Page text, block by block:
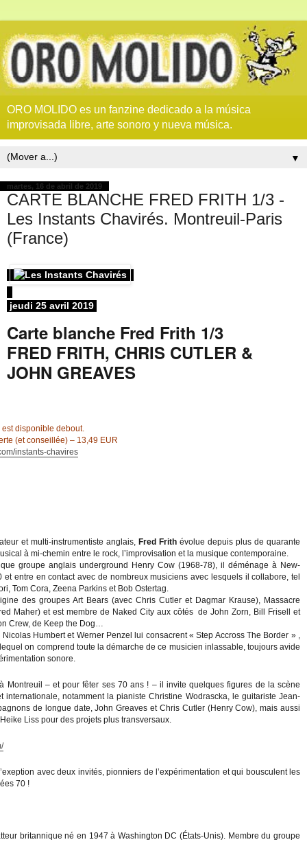
ORO MOLIDO es un fanzine dedicado a la música
improvisada libre, arte sonoro y nueva música.
▼
martes, 16 de abril de 2019
CARTE BLANCHE FRED FRITH 1/3 -
Les Instants Chavirés. Montreuil-Paris
(France)
jeudi 25 avril 2019
Carte blanche Fred Frith 1/3
FRED FRITH, CHRIS CUTLER &
JOHN GREAVES
disponible debout.
(et conseillée) – 13,49 EUR
instants-chavires
et multi-instrumentiste anglais, Fred Frithévolue depuis plus de quarante
à mi-chemin entre le rock, l’improvisation et la musique contemporaine.
groupe anglais underground Henry Cow (1968-78), il déménage à New-
et entre en contact avec de nombreux musiciens avec lesquels il collabore, tel
Tom Cora, Zeena Parkins et Bob Ostertag.
des groupes Art Bears (avec Chris Cutler et Dagmar Krause), Massacre
Maher) et est membre de Naked City aux côtés de John Zorn, Bill Frisell et
Crew, de Keep the Dog…
Humbert et Werner Penzel lui consacrent « Step Accross The Border » ,
on comprend toute la démarche de ce musicien inlassable, toujours avide
sonore.
Montreuil – et pour fêter ses 70 ans ! – il invite quelques figures de la scène
internationale, notamment la pianiste Christine Wodrascka, le guitariste Jean-
de longue date, John Greaves et Chris Cutler (Henry Cow), mais aussi
Liss pour des projets plus transversaux.
avec deux invités, pionniers de l’expérimentation et qui bousculent les
70 !
britannique né en 1947 à Washington DC (États-Unis). Membre du groupe